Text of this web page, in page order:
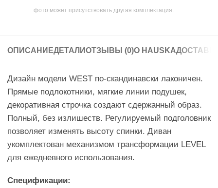
фото может присутствовать другая комплектация.
ОПИСАНИЕДЕТАЛИОТЗЫВЫ (0)О HAUSKA
Дизайн модели WEST по-скандинавски лаконичен.
Прямые подлокотники, мягкие линии подушек,
декоративная строчка создают сдержанный образ.
Полный, без излишеств. Регулируемый подголовник
позволяет изменять высоту спинки. Диван
укомплектован механизмом трансформации LEVEL
для ежедневного использования.
Спецификации: